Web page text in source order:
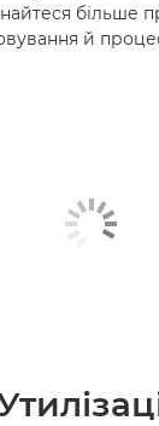
більше
й